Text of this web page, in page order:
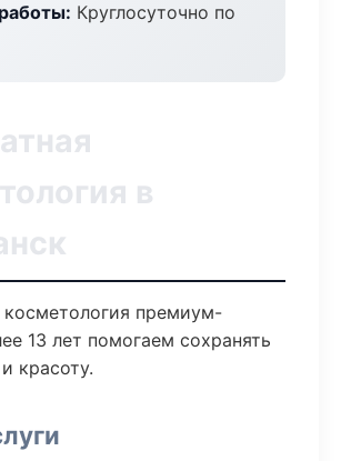
Круглосуточно по
в
косметология премиум-
13 лет помогаем сохранять
красоту.